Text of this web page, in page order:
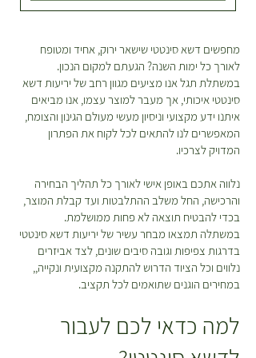
.
₪
ל
1
מ
ט
להחזיר? אין שום בעיה! כל מוצר
שקיבלתם מאיתנו ניתן להחזרה או
החלפה כל עוד דווח בטווח של 48
שעות מקבלת המשלוח. ישנה עלות של
30 ש”ח בעבור המשלוח. במידה
ובחרתם להחזיר פריטים תהיה עלות
המקוריים ואלו יקוזזו מהזיכוי שמגיע
לכם. *יש לטפל בצמחים על פי
ההוראות המופיעות על גבי כל צמח
בעמוד המוצר עד למועד ביצוע
ההחזרה\החלפה.
מחפשים דשא סינטטי שישאר ירוק, אחיד ומטופח
לאורך כל ימות השנה? הגעתם למקום הנכון.
במשתלת תגל אנו מציעים מגוון רחב של יריעות דשא
סינטטי איכותי, אך מעבר למוצר עצמו, אנו מביאים
איתנו ידע מקצועי וניסיון מעשי מעולם הגינון והצומח,
המאפשרים לנו להתאים לכל לקוח את הפתרון
המדויק לצרכיו.
נלווה אתכם באופן אישי לאורך כל תהליך הבחירה
והרכישה, החל משלב ההתלבטות ועד קבלת המוצר,
בכדי להבטיח תוצאה לא פחות ממושלמת.
במשתלה תמצאו מבחר עשיר של יריעות דשא סינטטי
בדרגות צפיפות וגובה סיבים שונים, לצד אביזרים
נלווים וכל הציוד הדרוש להתקנה מקצועית ונקייה,,
במחירים הוגנים שתואמים לכל תקציב.
למה כדאי לכם לעבור